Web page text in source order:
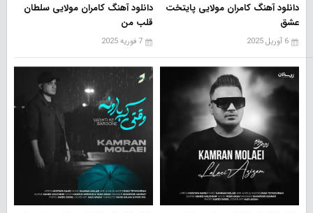
دانلود آهنگ کامران مولایی پایتخت
عشق
6 آوریل 2025
دانلود آهنگ کامران مولایی سلطان
قلب من
7 فوریه 2025